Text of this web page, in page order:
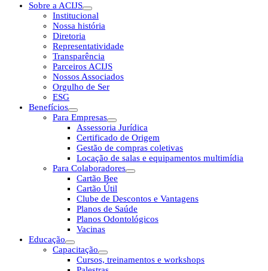
Sobre a ACIJS
Institucional
Nossa história
Diretoria
Representatividade
Transparência
Parceiros ACIJS
Nossos Associados
Orgulho de Ser
ESG
Benefícios
Para Empresas
Assessoria Jurídica
Certificado de Origem
Gestão de compras coletivas
Locação de salas e equipamentos multimídia
Para Colaboradores
Cartão Bee
Cartão Útil
Clube de Descontos e Vantagens
Planos de Saúde
Planos Odontológicos
Vacinas
Educação
Capacitação
Cursos, treinamentos e workshops